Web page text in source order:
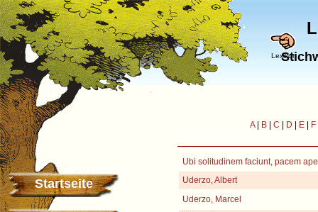
Lexikon
Startseite
A| B C D E F
Ubi solitudinem faciunt, pacem
Uderzo, Albert
Uderzo, Marcel